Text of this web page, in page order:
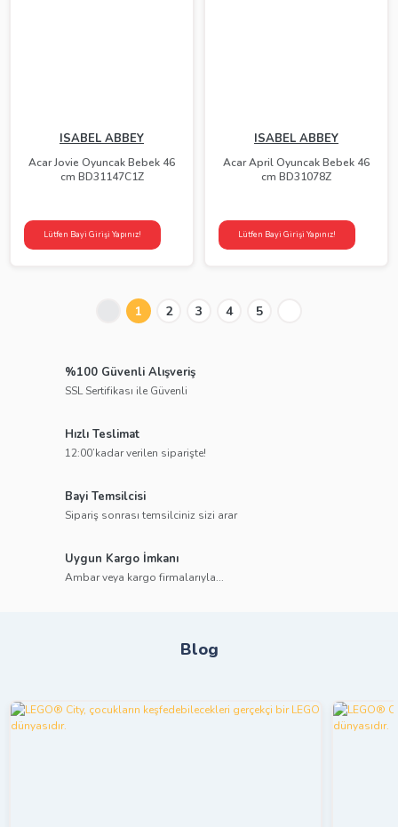
ISABEL ABBEY
Acar Jovie Oyuncak Bebek 46
cm BD31147C1Z
Lütfen Bayi Girişi Yapınız!
ISABEL ABBEY
Acar April Oyuncak Bebek 46
cm BD31078Z
Lütfen Bayi Girişi Yapınız!
1 2 3 4 5
%100 Güvenli Alışveriş
SSL Sertifikası ile Güvenli
Hızlı Teslimat
12:00’kadar verilen siparişte!
Bayi Temsilcisi
Sipariş sonrası temsilciniz sizi arar
Uygun Kargo İmkanı
Ambar veya kargo firmalarıyla...
Blog